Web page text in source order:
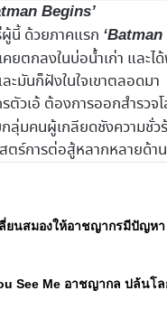
Begins’
นี้ ด้วยภาคแรก
คยตกลงในบ่อน้ำเก่า และ
ะมันก็ฝังในใจเขาตลอดมา
วเอ้ ต้องการออกสำรว
ลุ่มคนผู้เกลียดชังความชั่ว
ตร์การต่อสู้หลากหลายด้าน
ยนสมองให้อาชญากรมีปัญหา
See Me อาชญากล ปล้นโ